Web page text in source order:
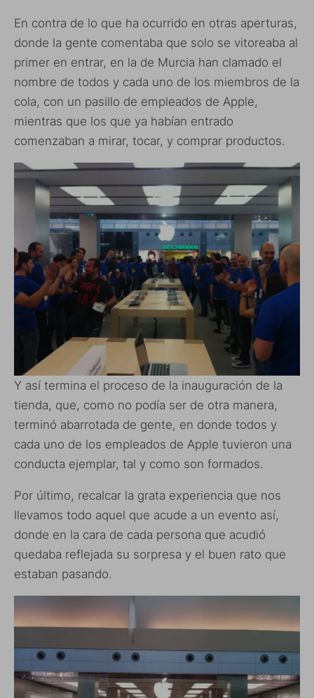
En contra de lo que ha ocurrido en otras aperturas,
donde la gente comentaba que solo se vitoreaba al
primer en entrar, en la de Murcia han clamado el
nombre de todos y cada uno de los miembros de la
cola, con un pasillo de empleados de Apple,
mientras que los que ya habían entrado
comenzaban a mirar, tocar, y comprar productos.
Y así termina el proceso de la inauguración de la
tienda, que, como no podía ser de otra manera,
terminó abarrotada de gente, en donde todos y
cada uno de los empleados de Apple tuvieron una
conducta ejemplar, tal y como son formados.
Por último, recalcar la grata experiencia que nos
llevamos todo aquel que acude a un evento así,
donde en la cara de cada persona que acudió
quedaba reflejada su sorpresa y el buen rato que
estaban pasando.